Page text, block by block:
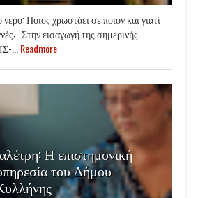
Ποιος χρωστάει σε ποιον και γιατί
Στην εισαγωγή της σημερινής
... Readmore
Η επιστημονική
του Δήμου